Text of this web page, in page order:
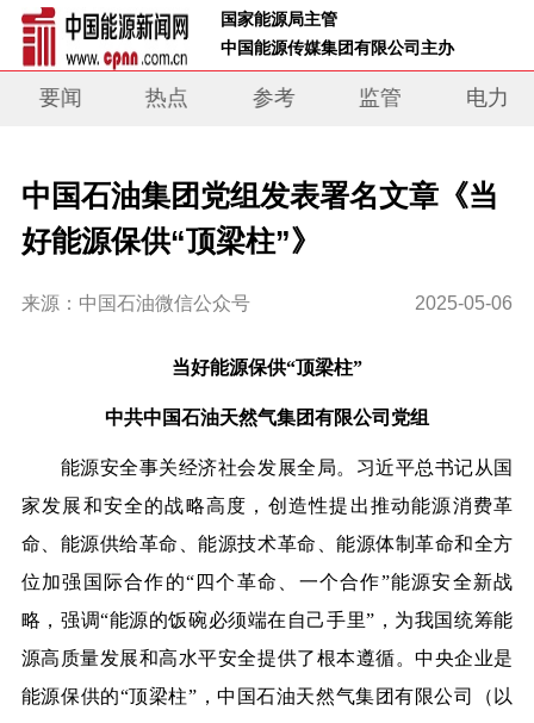
国家能源局主管
中国能源传媒集团有限公司主办
要闻 热点 参考 监管 电力
中国石油集团党组发表署名文章《当
好能源保供“顶梁柱”》
来源：中国石油微信公众号 2025-05-06
当好能源保供“顶梁柱”
中共中国石油天然气集团有限公司党组
能源安全事关经济社会发展全局。习近平总书记从国
家发展和安全的战略高度，创造性提出推动能源消费革
命、能源供给革命、能源技术革命、能源体制革命和全方
位加强国际合作的“四个革命、一个合作”能源安全新战
略，强调“能源的饭碗必须端在自己手里”，为我国统筹能
源高质量发展和高水平安全提供了根本遵循。中央企业是
能源保供的“顶梁柱”，中国石油天然气集团有限公司（以